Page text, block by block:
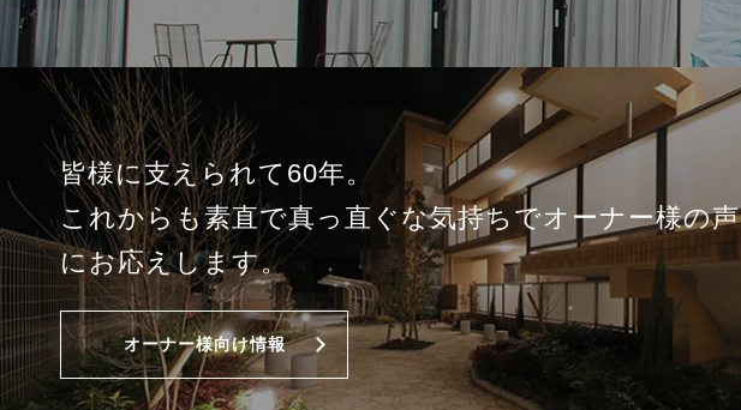
皆様に支えられて60年。
これからも素直で真っ直ぐな気持ちでオーナー様の声
にお応えします。
オーナー様向け情報